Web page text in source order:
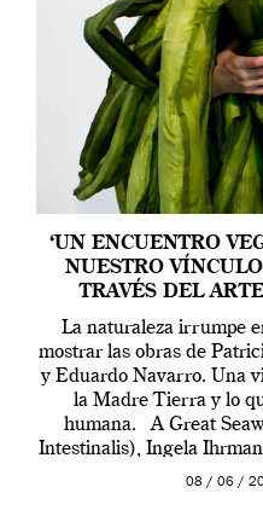
‘UN ENCUENTRO
NUESTRO
TRAVÉS DEL
La naturaleza irrumpe
mostrar las obras de
y Eduardo Navarro. Una
la Madre Tierra y lo
humana. A Great
Intestinalis), Ingela
Madrid y
08 / 06 /